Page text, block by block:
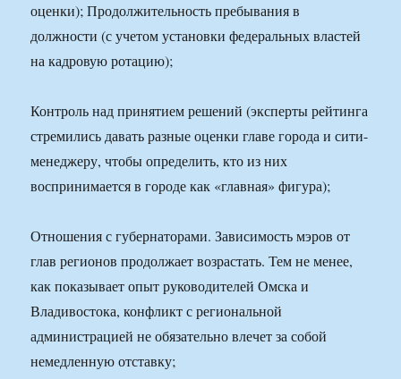
оценки); Продолжительность пребывания в
должности (с учетом установки федеральных властей
на кадровую ротацию);
Контроль над принятием решений (эксперты рейтинга
стремились давать разные оценки главе города и сити-
менеджеру, чтобы определить, кто из них
воспринимается в городе как «главная» фигура);
Отношения с губернаторами. Зависимость мэров от
глав регионов продолжает возрастать. Тем не менее,
как показывает опыт руководителей Омска и
Владивостока, конфликт с региональной
администрацией не обязательно влечет за собой
немедленную отставку;